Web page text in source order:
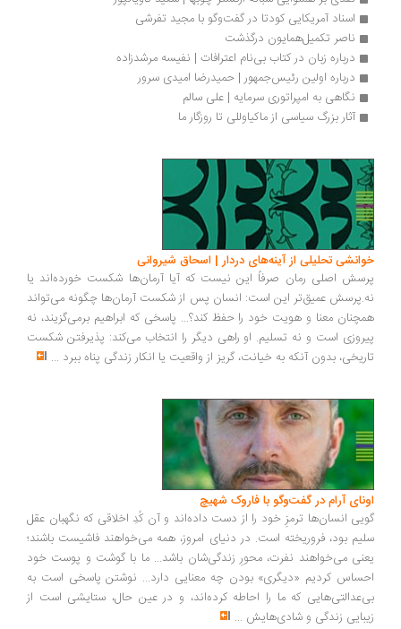
اسناد آمریکایی کودتا در گفت‌وگو با مجید تفرشی
ناصر تکمیل‌همایون درگذشت
درباره زبان در کتاب بی‌نام اعترافات | نفیسه مرشدزاده
درباره اولین رئیس‌جمهور | حمیدرضا امیدی سرور
نگاهی به امپراتوری سرمایه | علی سالم
آثار بزرگ سیاسی از ماکیاوللی تا روزگار ما
تحلیلی از آینه‌های دردار | اسحاق شیروانی
اصلی رمان صرفاً این نیست که آیا آرمان‌ها شکست خورده‌اند یا
عمیق‌تر این است: انسان پس از شکست آرمان‌ها چگونه می‌تواند
معنا و هویت خود را حفظ کند؟... پاسخی که ابراهیم برمی‌گزیند، نه
است و نه تسلیم. او راهی دیگر را انتخاب می‌کند: پذیرفتن شکست
بدون آنکه به خیانت، گریز از واقعیت یا انکار زندگی پناه ببرد...
آرام در گفت‌وگو با فاروک شهیچ‭
انسان‌ها ترمزِ خود را از دست داده‌اند و آن کُدِ اخلاقی که نگهبان عقل
بود، فروریخته است. در دنیای امروز، همه می‌خواهند فاشیست باشند؛
می‌خواهند نفرت، محورِ زندگی‌شان باشد... ما با گوشت و پوست خود
کردیم «دیگری» بودن چه معنایی دارد... نوشتن پاسخی است به
که ما را احاطه کرده‌اند، و در عین حال، ستایشی است از
زندگی و شادی‌هایش...